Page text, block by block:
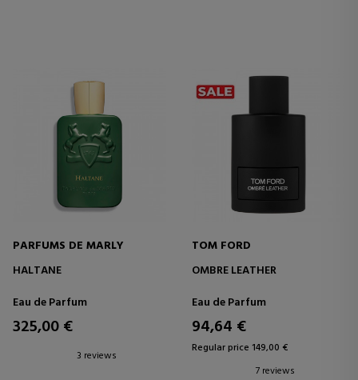
PARFUMS DE MARLY
HALTANE
Eau de Parfum
325,00 €
3 reviews
TOM FORD
OMBRE LEATHER
Eau de Parfum
94,64 €
Regular price 149,00 €
7 reviews